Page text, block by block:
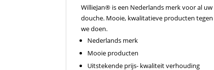
WillieJan® is een Nederlands merk voor al
douche. Mooie, kwalitatieve producten
we doen.
Nederlands merk
Mooie producten
Uitstekende prijs- kwaliteit verhouding